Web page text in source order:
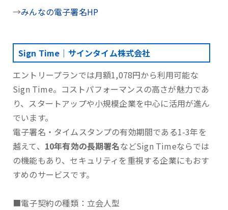
→みんなの電子署名HP
Sign Time｜サインタイム株式会社
エントリープランでは月額1,078円から利用可能な
Sign Time。コストパフォーマンスの高さが魅力であ
り、スタートアップや小規模企業を中心に活用が進ん
でいます。
電子署名・タイムスタンプの有効期間である1-3年を
越えて、 10年有効の長期署名などSign Timeならでは
の機能もあり、セキュリティを重視する企業にもおす
すめのサービスです。
■電子契約の種類：立会人型